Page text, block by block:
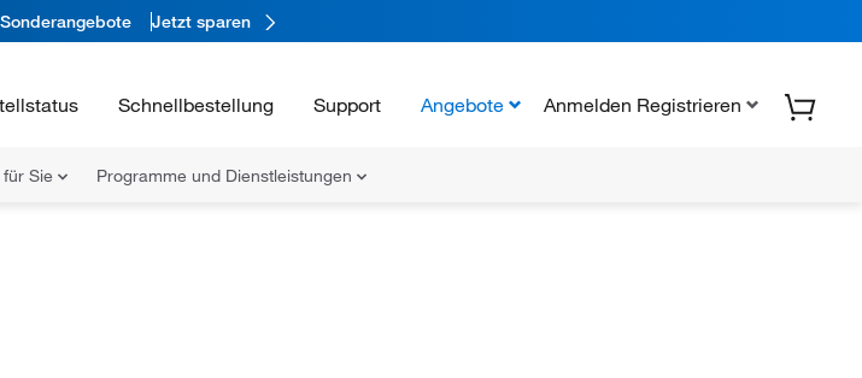
Jetzt sparen
Schnellbestellung Support Angebote Anmelden Registrieren
Sie Programme und Dienstleistungen